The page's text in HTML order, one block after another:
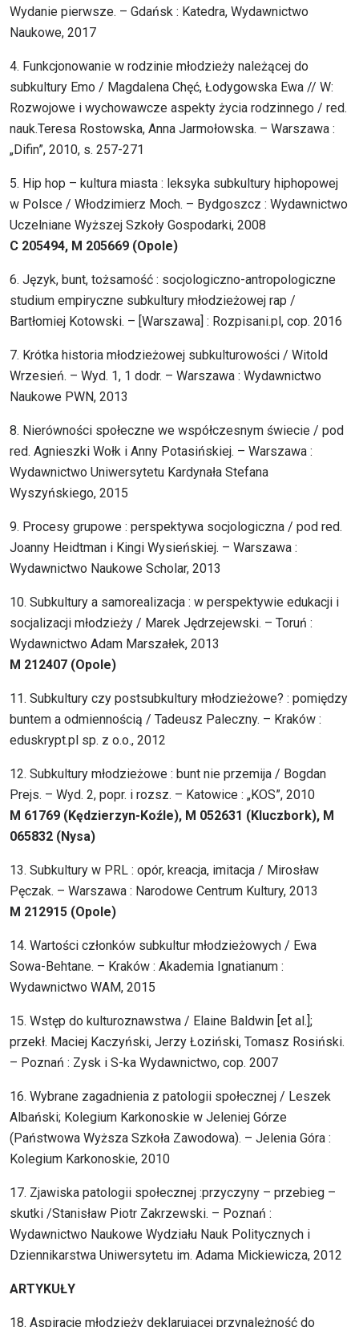
Wydanie pierwsze. – Gdańsk : Katedra, Wydawnictwo
Naukowe, 2017
4. Funkcjonowanie w rodzinie młodzieży należącej do
subkultury Emo / Magdalena Chęć, Łodygowska Ewa // W:
Rozwojowe i wychowawcze aspekty życia rodzinnego / red.
nauk.Teresa Rostowska, Anna Jarmołowska. – Warszawa :
„Difin”, 2010, s. 257-271
5. Hip hop – kultura miasta : leksyka subkultury hiphopowej
w Polsce / Włodzimierz Moch. – Bydgoszcz : Wydawnictwo
Uczelniane Wyższej Szkoły Gospodarki, 2008
C 205494, M 205669 (Opole)
6. Język, bunt, tożsamość : socjologiczno-antropologiczne
studium empiryczne subkultury młodzieżowej rap /
Bartłomiej Kotowski. – [Warszawa] : Rozpisani.pl, cop. 2016
7. Krótka historia młodzieżowej subkulturowości / Witold
Wrzesień. – Wyd. 1, 1 dodr. – Warszawa : Wydawnictwo
Naukowe PWN, 2013
8. Nierówności społeczne we współczesnym świecie / pod
red. Agnieszki Wołk i Anny Potasińskiej. – Warszawa :
Wydawnictwo Uniwersytetu Kardynała Stefana
Wyszyńskiego, 2015
9. Procesy grupowe : perspektywa socjologiczna / pod red.
Joanny Heidtman i Kingi Wysieńskiej. – Warszawa :
Wydawnictwo Naukowe Scholar, 2013
10. Subkultury a samorealizacja : w perspektywie edukacji i
socjalizacji młodzieży / Marek Jędrzejewski. – Toruń :
Wydawnictwo Adam Marszałek, 2013
M 212407 (Opole)
11. Subkultury czy postsubkultury młodzieżowe? : pomiędzy
buntem a odmiennością / Tadeusz Paleczny. – Kraków :
eduskrypt.pl sp. z o.o., 2012
12. Subkultury młodzieżowe : bunt nie przemija / Bogdan
Prejs. – Wyd. 2, popr. i rozsz. – Katowice : „KOS”, 2010
M 61769 (Kędzierzyn-Koźle), M 052631 (Kluczbork), M
065832 (Nysa)
13. Subkultury w PRL : opór, kreacja, imitacja / Mirosław
Pęczak. – Warszawa : Narodowe Centrum Kultury, 2013
M 212915 (Opole)
14. Wartości członków subkultur młodzieżowych / Ewa
Sowa-Behtane. – Kraków : Akademia Ignatianum :
Wydawnictwo WAM, 2015
15. Wstęp do kulturoznawstwa / Elaine Baldwin [et al.];
przekł. Maciej Kaczyński, Jerzy Łoziński, Tomasz Rosiński.
– Poznań : Zysk i S-ka Wydawnictwo, cop. 2007
16. Wybrane zagadnienia z patologii społecznej / Leszek
Albański; Kolegium Karkonoskie w Jeleniej Górze
(Państwowa Wyższa Szkoła Zawodowa). – Jelenia Góra :
Kolegium Karkonoskie, 2010
17. Zjawiska patologii społecznej :przyczyny – przebieg –
skutki /Stanisław Piotr Zakrzewski. – Poznań :
Wydawnictwo Naukowe Wydziału Nauk Politycznych i
Dziennikarstwa Uniwersytetu im. Adama Mickiewicza, 2012
ARTYKUŁY
18. Aspiracje młodzieży deklarującej przynależność do